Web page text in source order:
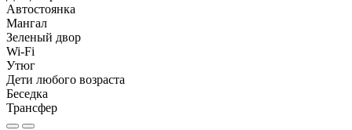
Автостоянка
Мангал
Зеленый двор
Wi-Fi
Утюг
Дети любого возраста
Беседка
Трансфер